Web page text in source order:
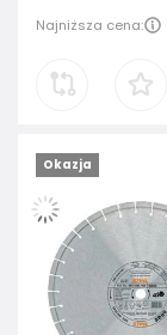
Najniższa cena:
Okazja